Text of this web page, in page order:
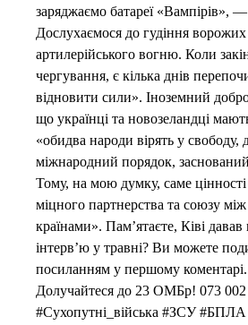
заряджаємо батареї «Вампірів»,
Дослухаємося до гудіння
артилерійського вогню. Коли
чергування, є кілька днів
відновити сили». Іноземний
що українці та новозеландці
«обидва народи вірять у свободу,
міжнародний порядок,
Тому, на мою думку, саме
міцного партнерства та союзу
країнами». Пам’ятаєте, Ківі
інтерв’ю у травні? Ви можете
посиланням у першому
Долучайтеся до 23 ОМБр! 073
#Сухопутні_війська #ЗСУ #БПЛА